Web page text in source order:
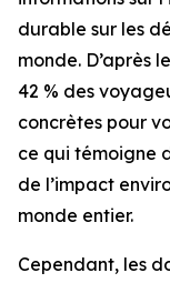
durable sur les
monde. D’après
42 % des
concrètes pour
ce qui témoigne
de l’impact
monde entier.
Cependant, les